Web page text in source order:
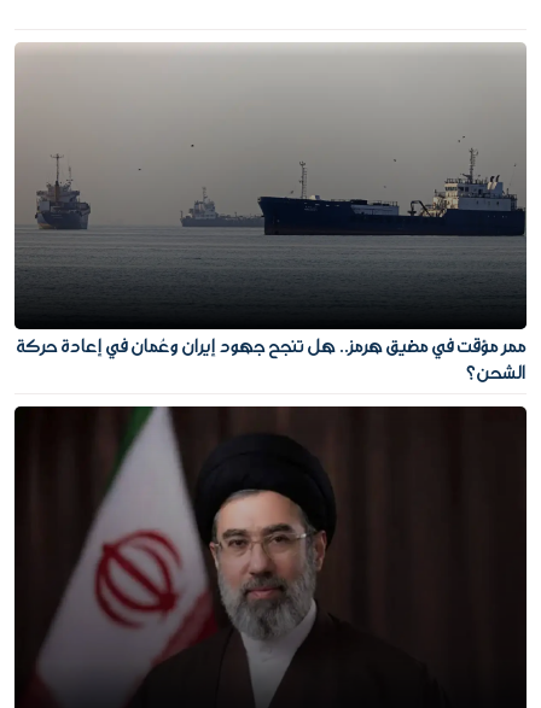
ممر مؤقت في مضيق هرمز.. هل تنجح جهود إيران وعُمان في إعادة حركة
الشحن؟